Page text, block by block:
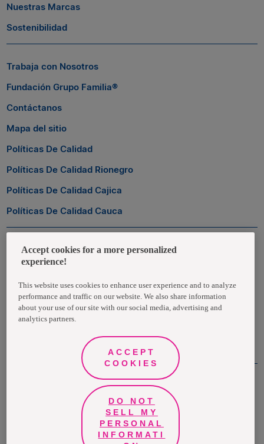
Nuestras Marcas
Sostenibilidad
Trabaja con Nosotros
Fundación Grupo Familia®
Contáctanos
Mapa del sitio
Políticas De Calidad
Políticas De Calidad Rionegro
Políticas De Calidad Cajica
Políticas De Calidad Cauca
Zona Transaccional
Clientes
Proveedores
©Grupo Familia® 2021
Todos los derechos reservados | Medellín - Colombia
Accept cookies for a more personalized
experience!
This website uses cookies to enhance user experience and to analyze
performance and traffic on our website. We also share information
about your use of our site with our social media, advertising and
analytics partners.
ACCEPT
COOKIES
DO NOT
SELL MY
PERSONAL
INFORMATI